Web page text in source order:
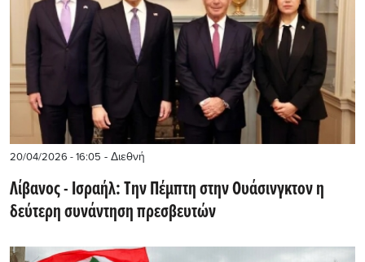
20/04/2026 - 16:05 - Διεθνή
Λίβανος - Ισραήλ: Την Πέμπτη στην Ουάσινγκτον η
δεύτερη συνάντηση πρεσβευτών